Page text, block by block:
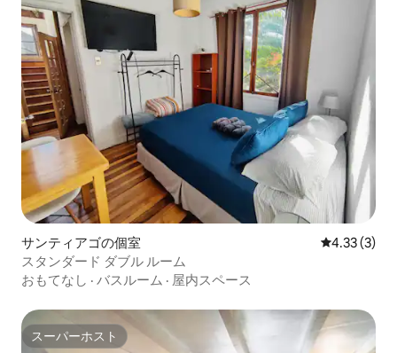
サンティアゴの個室 レビュー3
4.33 (3)
スタンダード ダブル ルーム
おもてなし · バスルーム · 屋内スペース
スーパーホスト
スーパーホスト